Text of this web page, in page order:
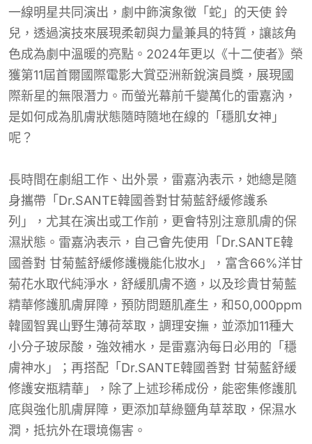
一線明星共同演出，劇中飾演象徵「蛇」的天使 鈴
兒，透過演技來展現柔韌與力量兼具的特質，讓該角
色成為劇中溫暖的亮點。2024年更以《十二使者》榮
獲第11屆首爾國際電影大賞亞洲新銳演員獎，展現國
際新星的無限潛力。而螢光幕前千變萬化的雷嘉汭，
是如何成為肌膚狀態隨時隨地在線的「穩肌女神」
呢？
長時間在劇組工作、出外景，雷嘉汭表示，她總是隨
身攜帶「Dr.SANTE韓國善對甘菊藍舒緩修護系
列」，尤其在演出或工作前，更會特別注意肌膚的保
濕狀態。雷嘉汭表示，自己會先使用「Dr.SANTE韓
國善對 甘菊藍舒緩修護機能化妝水」，富含66%洋甘
菊花水取代純淨水，舒緩肌膚不適，以及珍貴甘菊藍
精華修護肌膚屏障，預防問題肌產生，和50,000ppm
韓國智異山野生薄荷萃取，調理安撫，並添加11種大
小分子玻尿酸，強效補水，是雷嘉汭每日必用的「穩
膚神水」；再搭配「Dr.SANTE韓國善對 甘菊藍舒緩
修護安瓶精華」，除了上述珍稀成份，能密集修護肌
底與強化肌膚屏障，更添加草綠鹽角草萃取，保濕水
潤，抵抗外在環境傷害。